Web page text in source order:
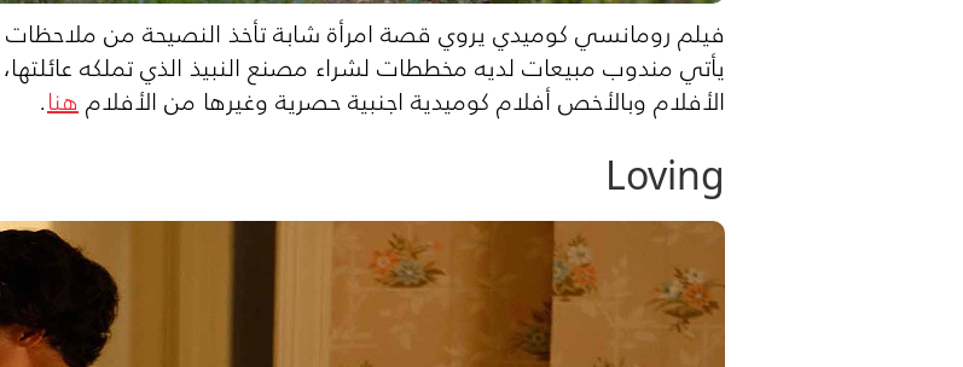
فيلم رومانسي كوميدي يروي قصة امرأة شابة تأخذ النصيحة من
يأتي مندوب مبيعات لديه مخططات لشراء مصنع النبيذ الذي تملكه
الأفلام وبالأخص أفلام كوميدية اجنبية حصرية وغيرها من الأفلامهنا.
Loving